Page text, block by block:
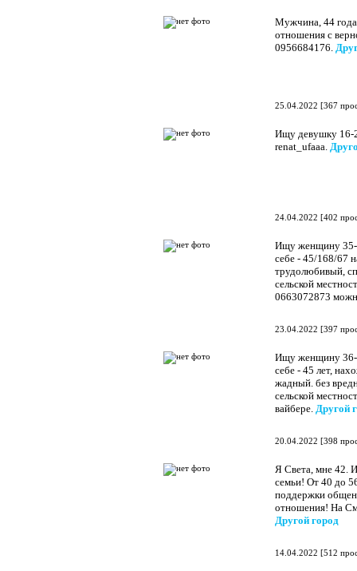
Мужчина, 44
отношения с
0956684176.
25.04.2022 [367
Ищу девушку 16-
renat_ufaaa.
24.04.2022 [402
Ищу женщину 35-
себе - 45/168/67
трудолюбивый,
сельской
0663072873
23.04.2022 [397
Ищу женщину 36-
себе - 45 лет,
жадный. без
сельской
вайбере. Другой
20.04.2022 [398
Я Света, мне 42.
семьи! От 40 до
поддержки
отношения! На
Другой город
14.04.2022 [512